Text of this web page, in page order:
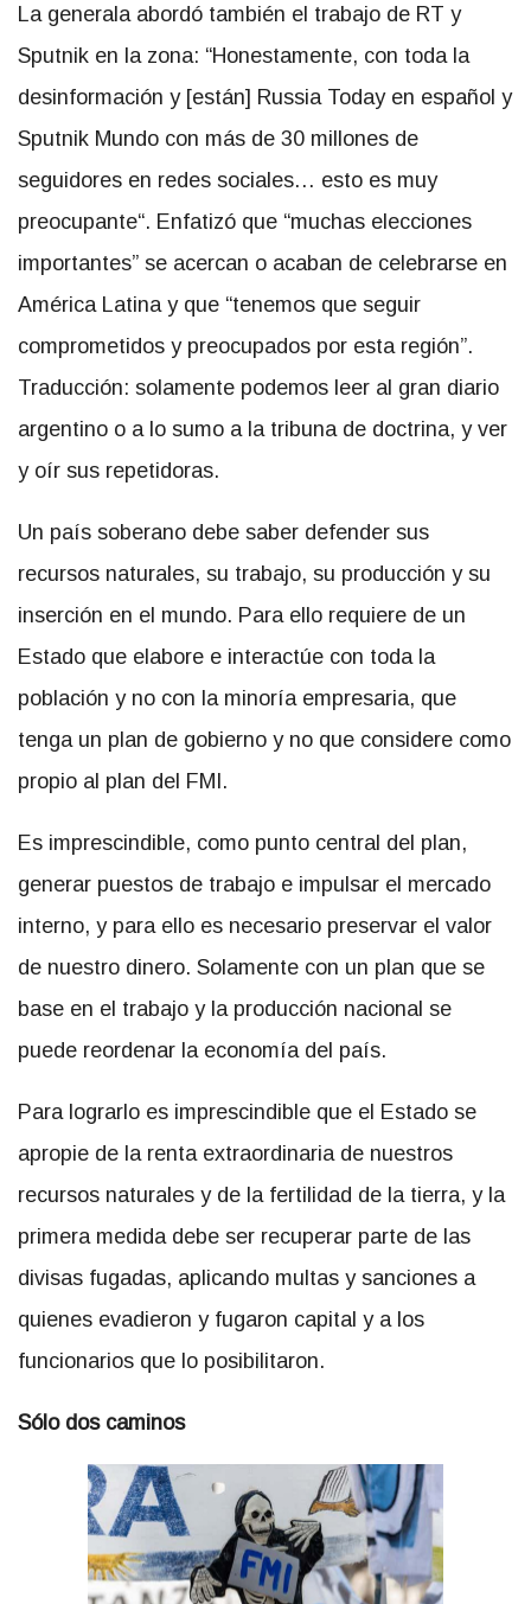
La generala abordó también el trabajo de RT y
Sputnik en la zona: “Honestamente, con toda la
desinformación y [están] Russia Today en español y
Sputnik Mundo con más de 30 millones de
seguidores en redes sociales… esto es muy
preocupante“. Enfatizó que “muchas elecciones
importantes” se acercan o acaban de celebrarse en
América Latina y que “tenemos que seguir
comprometidos y preocupados por esta región”.
Traducción: solamente podemos leer al gran diario
argentino o a lo sumo a la tribuna de doctrina, y ver
y oír sus repetidoras.
Un país soberano debe saber defender sus
recursos naturales, su trabajo, su producción y su
inserción en el mundo. Para ello requiere de un
Estado que elabore e interactúe con toda la
población y no con la minoría empresaria, que
tenga un plan de gobierno y no que considere como
propio al plan del FMI.
Es imprescindible, como punto central del plan,
generar puestos de trabajo e impulsar el mercado
interno, y para ello es necesario preservar el valor
de nuestro dinero. Solamente con un plan que se
base en el trabajo y la producción nacional se
puede reordenar la economía del país.
Para lograrlo es imprescindible que el Estado se
apropie de la renta extraordinaria de nuestros
recursos naturales y de la fertilidad de la tierra, y la
primera medida debe ser recuperar parte de las
divisas fugadas, aplicando multas y sanciones a
quienes evadieron y fugaron capital y a los
funcionarios que lo posibilitaron.
Sólo dos caminos